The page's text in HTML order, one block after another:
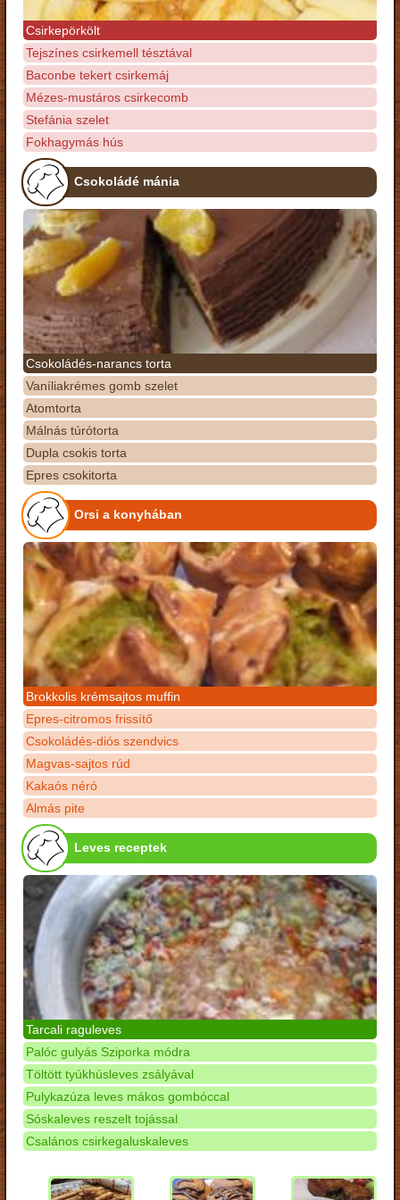
Csirkepörkölt
Tejszínes csirkemell tésztával
Baconbe tekert csirkemáj
Mézes-mustáros csirkecomb
Stefánia szelet
Fokhagymás hús
Csokoládé mánia
Csokoládés-narancs torta
Vaníliakrémes gomb szelet
Atomtorta
Málnás túrótorta
Dupla csokis torta
Epres csokitorta
Orsi a konyhában
Brokkolis krémsajtos muffin
Epres-citromos frissítő
Csokoládés-diós szendvics
Magvas-sajtos rúd
Kakaós néró
Almás pite
Leves receptek
Tarcali raguleves
Palóc gulyás Sziporka módra
Töltött tyúkhúsleves zsályával
Pulykazúza leves mákos gombóccal
Sóskaleves reszelt tojással
Csalános csirkegaluskaleves